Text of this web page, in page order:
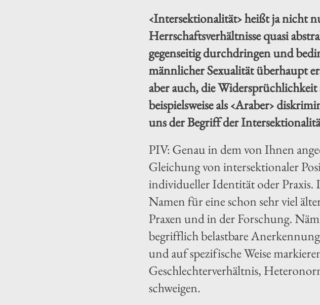
‹Intersektionalität› heißt ja nicht
Herrschaftsverhältnisse quasi
gegenseitig durchdringen und
männlicher Sexualität überhaupt
aber auch, die
beispielsweise als ‹Araber›
uns der Begriff der
PIV: Genau in dem von Ihnen
Gleichung von intersektionaler
individueller Identität oder Praxis.
Namen für eine schon sehr viel
Praxen und in der Forschung.
begrifflich belastbare
und auf spezifische Weise
Geschlechterverhältnis,
schweigen.